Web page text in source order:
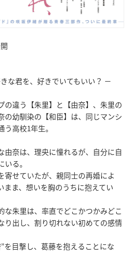
な君を、好きでいてもいい？ －
の違う【朱里】と【由奈】、朱里の
の幼馴染の【和臣】は、同じマンシ
高校1年生。
由奈は、理央に憧れるが、自分に自
る。
寄せていたが、親同士の再婚によ
まま、想いを胸のうちに抱えてい
な朱里は、率直でどこかつかみどこ
り出し、割り切れない初めての感情
を目撃し、葛藤を抱えることにな